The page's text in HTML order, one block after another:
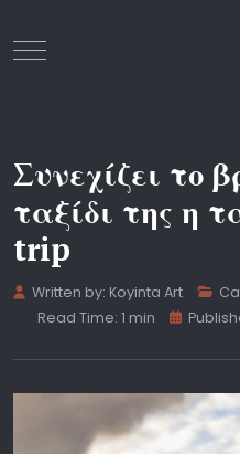
Mobile Menu Toggle
Συνεχίζει το
ταξίδι της η
trip
Written by: Koyinta Art
Read Time: 1 min